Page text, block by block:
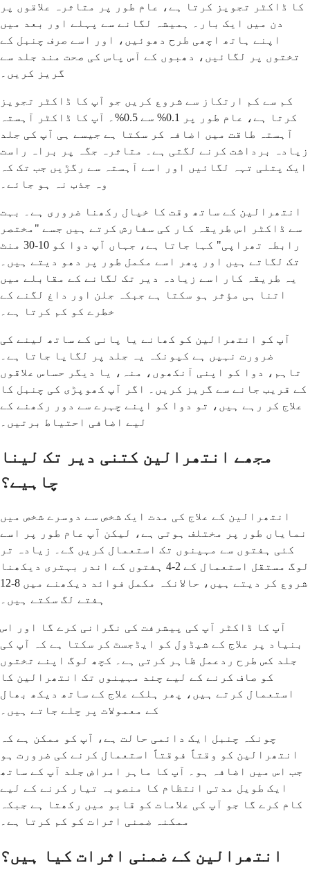
کا ڈاکٹر تجویز کرتا ہے، عام طور پر متاثرہ علاقوں پر
دن میں ایک بار۔ ہمیشہ لگانے سے پہلے اور بعد میں
اپنے ہاتھ اچھی طرح دھوئیں، اور اسے صرف چنبل کے
تختوں پر لگائیں، دھبوں کے آس پاس کی صحت مند جلد سے
گریز کریں۔
کم سے کم ارتکاز سے شروع کریں جو آپ کا ڈاکٹر تجویز
کرتا ہے، عام طور پر 0.1% سے 0.5%۔ آپ کا ڈاکٹر آہستہ
آہستہ طاقت میں اضافہ کر سکتا ہے جیسے ہی آپ کی جلد
زیادہ برداشت کرنے لگتی ہے۔ متاثرہ جگہ پر براہ راست
ایک پتلی تہہ لگائیں اور اسے آہستہ سے رگڑیں جب تک کہ
وہ جذب نہ ہو جائے۔
انتھرالین کے ساتھ وقت کا خیال رکھنا ضروری ہے۔ بہت
سے ڈاکٹر اس طریقہ کار کی سفارش کرتے ہیں جسے "مختصر
رابطہ تھراپی" کہا جاتا ہے، جہاں آپ دوا کو 10-30 منٹ
تک لگاتے ہیں اور پھر اسے مکمل طور پر دھو دیتے ہیں۔
یہ طریقہ کار اسے زیادہ دیر تک لگانے کے مقابلے میں
اتنا ہی مؤثر ہو سکتا ہے جبکہ جلن اور داغ لگنے کے
خطرے کو کم کرتا ہے۔
آپ کو انتھرالین کو کھانے یا پانی کے ساتھ لینے کی
ضرورت نہیں ہے کیونکہ یہ جلد پر لگایا جاتا ہے۔
تاہم، دوا کو اپنی آنکھوں، منہ، یا دیگر حساس علاقوں
کے قریب جانے سے گریز کریں۔ اگر آپ کھوپڑی کی چنبل کا
علاج کر رہے ہیں، تو دوا کو اپنے چہرے سے دور رکھنے کے
لیے اضافی احتیاط برتیں۔
مجھے انتھرالین کتنی دیر تک لینا
چاہیے؟
انتھرالین کے علاج کی مدت ایک شخص سے دوسرے شخص میں
نمایاں طور پر مختلف ہوتی ہے، لیکن آپ عام طور پر اسے
کئی ہفتوں سے مہینوں تک استعمال کریں گے۔ زیادہ تر
لوگ مستقل استعمال کے 2-4 ہفتوں کے اندر بہتری دیکھنا
شروع کر دیتے ہیں، حالانکہ مکمل فوائد دیکھنے میں 8-12
ہفتے لگ سکتے ہیں۔
آپ کا ڈاکٹر آپ کی پیشرفت کی نگرانی کرے گا اور اس
بنیاد پر علاج کے شیڈول کو ایڈجسٹ کر سکتا ہے کہ آپ کی
جلد کس طرح ردعمل ظاہر کرتی ہے۔ کچھ لوگ اپنے تختوں
کو صاف کرنے کے لیے چند مہینوں تک انتھرالین کا
استعمال کرتے ہیں، پھر ہلکے علاج کے ساتھ دیکھ بھال
کے معمولات پر چلے جاتے ہیں۔
چونکہ چنبل ایک دائمی حالت ہے، آپ کو ممکن ہے کہ
انتھرالین کو وقتاً فوقتاً استعمال کرنے کی ضرورت ہو
جب اس میں اضافہ ہو۔ آپ کا ماہر امراض جلد آپ کے ساتھ
ایک طویل مدتی انتظام کا منصوبہ تیار کرنے کے لیے
کام کرے گا جو آپ کی علامات کو قابو میں رکھتا ہے جبکہ
ممکنہ ضمنی اثرات کو کم کرتا ہے۔
انتھرالین کے ضمنی اثرات کیا ہیں؟